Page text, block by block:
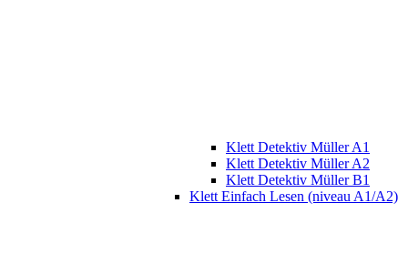
Klett Detektiv Müller A1
Klett Detektiv Müller A2
Klett Detektiv Müller B1
Klett Einfach Lesen (niveau A1/A2)